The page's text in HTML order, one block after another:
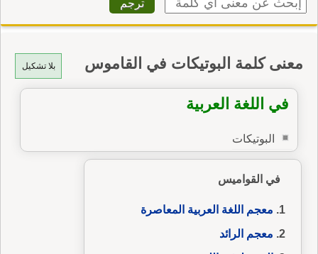
بلا تشكيل معنى كلمة البوتيكات في القاموس
في اللغة العربية
البوتيكات
في القواميس
معجم اللغة العربية المعاصرة
معجم الرائد